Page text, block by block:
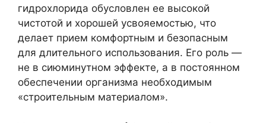
гидрохлорида обусловлен ее высокой
чистотой и хорошей усвояемостью, что
делает прием комфортным и безопасным
для длительного использования. Его роль —
не в сиюминутном эффекте, а в постоянном
обеспечении организма необходимым
«строительным материалом».